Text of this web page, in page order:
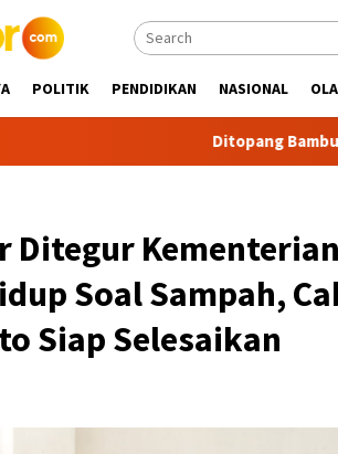
POLITIK PENDIDIKAN NASIONAL
Ditopang Bambu, Plafon
Ditegur Kementerian
Soal Sampah,
Siap Selesaikan